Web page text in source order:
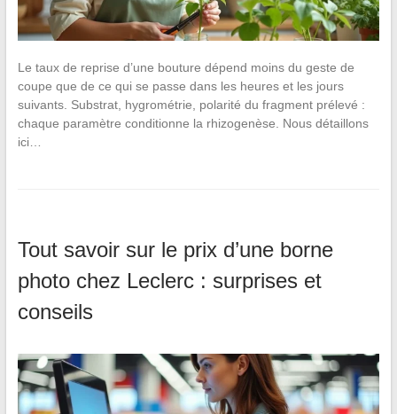
Le taux de reprise d’une bouture dépend moins du geste de
coupe que de ce qui se passe dans les heures et les jours
suivants. Substrat, hygrométrie, polarité du fragment prélevé :
chaque paramètre conditionne la rhizogenèse. Nous détaillons
ici…
Tout savoir sur le prix d’une borne
photo chez Leclerc : surprises et
conseils